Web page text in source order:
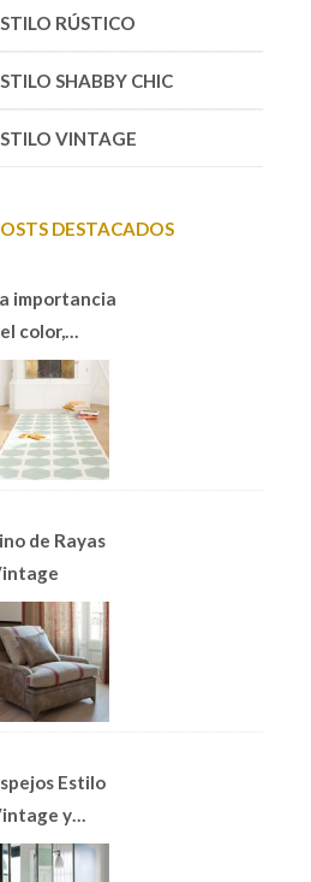
RÚSTICO
SHABBY CHIC
VINTAGE
DESTACADOS
importancia
color,
Alfombras
de Rayas
Estilo
y
Art